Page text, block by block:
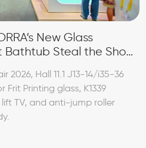
New Glass
Bathtub Steal the Show
2026, Hall 11.1 J13-14/i35-36
Frit Printing glass, K1339
TV, and anti-jump roller